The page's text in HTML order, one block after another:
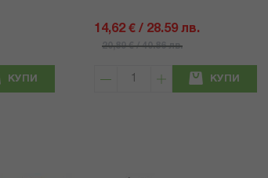
КУПИ
14,62 € / 28.59 лв.
20,89 € / 40.86 лв.
КУПИ